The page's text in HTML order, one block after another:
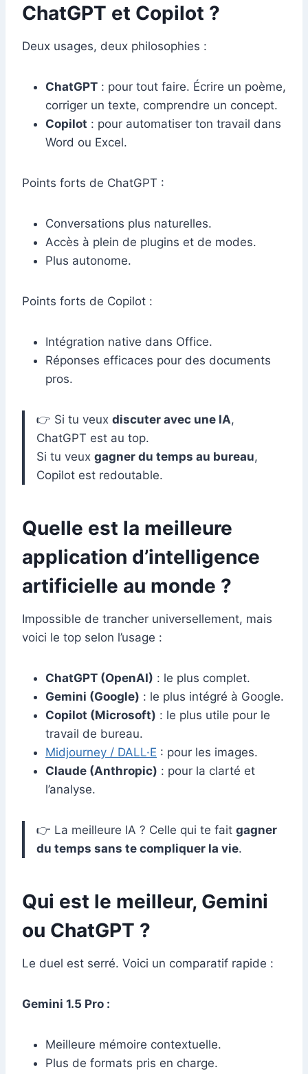
ChatGPT et Copilot ?
Deux usages, deux philosophies :
ChatGPT : pour tout faire. Écrire un poème,
corriger un texte, comprendre un concept.
Copilot : pour automatiser ton travail dans
Word ou Excel.
Points forts de ChatGPT :
Conversations plus naturelles.
Accès à plein de plugins et de modes.
Plus autonome.
Points forts de Copilot :
Intégration native dans Office.
Réponses efficaces pour des documents
pros.
👉 Si tu veux discuter avec une IA,
ChatGPT est au top.
Si tu veux gagner du temps au bureau,
Copilot est redoutable.
Quelle est la meilleure
application d’intelligence
artificielle au monde ?
Impossible de trancher universellement, mais
voici le top selon l’usage :
ChatGPT (OpenAI) : le plus complet.
Gemini (Google) : le plus intégré à Google.
Copilot (Microsoft) : le plus utile pour le
travail de bureau.
Midjourney / DALL·E : pour les images.
Claude (Anthropic) : pour la clarté et
l’analyse.
👉 La meilleure IA ? Celle qui te fait gagner
du temps sans te compliquer la vie.
Qui est le meilleur, Gemini
ou ChatGPT ?
Le duel est serré. Voici un comparatif rapide :
Gemini 1.5 Pro :
Meilleure mémoire contextuelle.
Plus de formats pris en charge.